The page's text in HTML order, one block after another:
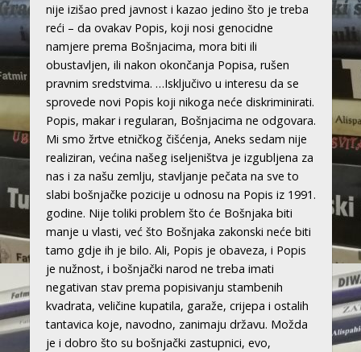
nije izišao pred javnost i kazao jedino što je treba
reći – da ovakav Popis, koji nosi genocidne
namjere prema Bošnjacima, mora biti ili
obustavljen, ili nakon okončanja Popisa, rušen
pravnim sredstvima. …Isključivo u interesu da se
sprovede novi Popis koji nikoga neće diskriminirati.
Popis, makar i regularan, Bošnjacima ne odgovara.
Mi smo žrtve etničkog čišćenja, Aneks sedam nije
realiziran, većina našeg iseljeništva je izgubljena za
nas i za našu zemlju, stavljanje pečata na sve to
slabi bošnjačke pozicije u odnosu na Popis iz 1991.
godine. Nije toliki problem što će Bošnjaka biti
manje u vlasti, već što Bošnjaka zakonski neće biti
tamo gdje ih je bilo. Ali, Popis je obaveza, i Popis
je nužnost, i bošnjački narod ne treba imati
negativan stav prema popisivanju stambenih
kvadrata, veličine kupatila, garaže, crijepa i ostalih
tantavica koje, navodno, zanimaju državu. Možda
je i dobro što su bošnjački zastupnici, evo,